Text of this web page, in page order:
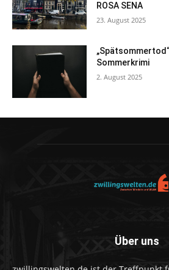
ROSA SENA
23. August 2025
Sommerkrimi
2. August 2025
Über uns